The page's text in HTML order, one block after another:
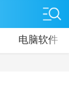
电脑软件